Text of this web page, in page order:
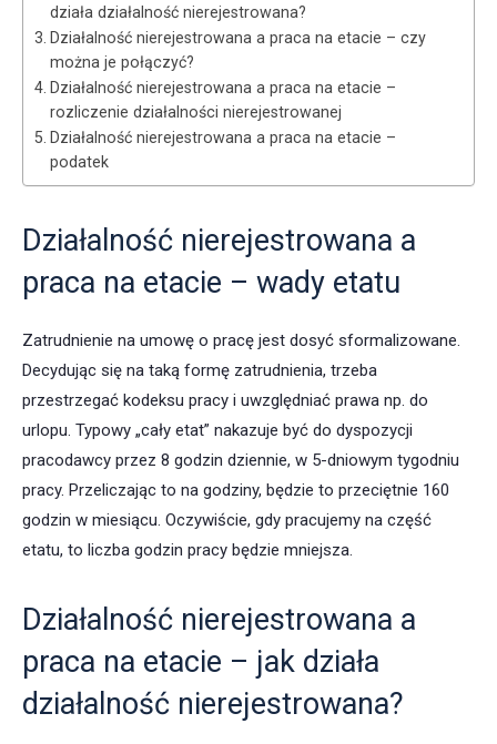
działa działalność nierejestrowana?
Działalność nierejestrowana a praca na etacie – czy
można je połączyć?
Działalność nierejestrowana a praca na etacie –
rozliczenie działalności nierejestrowanej
Działalność nierejestrowana a praca na etacie –
podatek
Działalność nierejestrowana a
praca na etacie – wady etatu
Zatrudnienie na umowę o pracę jest dosyć sformalizowane.
Decydując się na taką formę zatrudnienia, trzeba
przestrzegać kodeksu pracy i uwzględniać prawa np. do
urlopu. Typowy „cały etat” nakazuje być do dyspozycji
pracodawcy przez 8 godzin dziennie, w 5-dniowym tygodniu
pracy. Przeliczając to na godziny, będzie to przeciętnie 160
godzin w miesiącu. Oczywiście, gdy pracujemy na część
etatu, to liczba godzin pracy będzie mniejsza.
Działalność nierejestrowana a
praca na etacie – jak działa
działalność nierejestrowana?